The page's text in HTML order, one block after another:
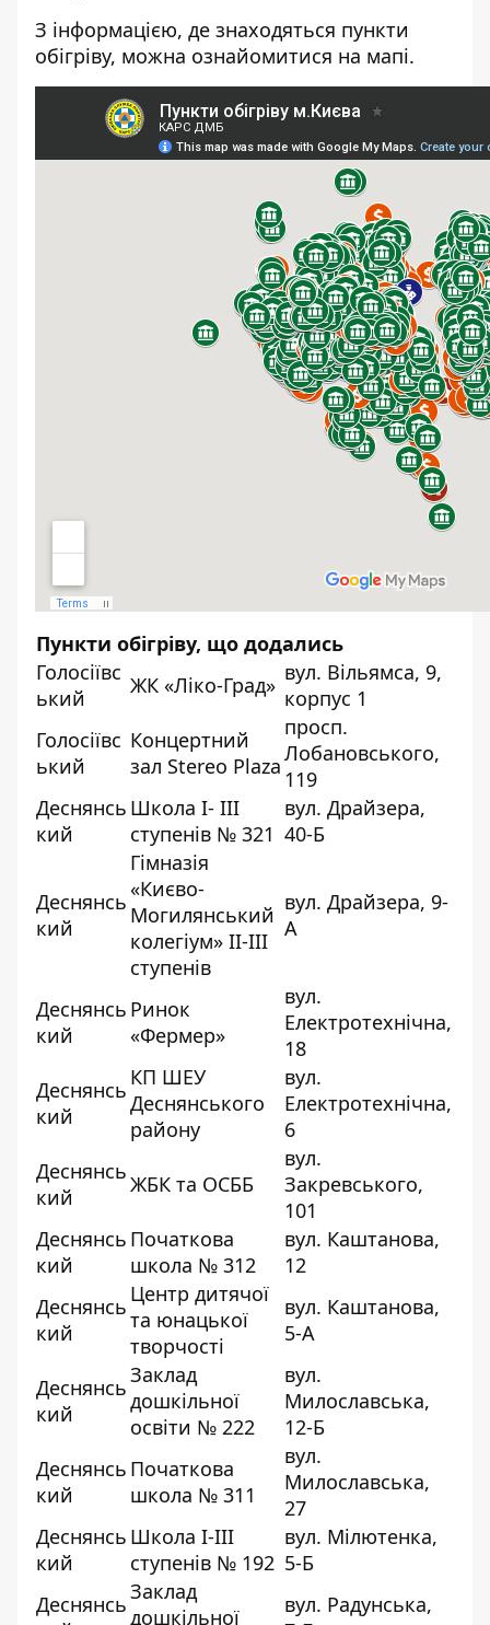
З інформацією, де знаходяться пункти
обігріву, можна ознайомитися на мапі.
Пункти обігріву, що додались
Голосіївс
ький
ЖК «Ліко-Град» вул. Вільямса, 9,
корпус 1
Голосіївс
ький
Концертний
зал Stereo Plaza
просп.
Лобановського,
119
Деснянсь
кий
Школа I- III
ступенів № 321
вул. Драйзера,
40-Б
Деснянсь
кий
Гімназія
«Києво-
Могилянський
колегіум» ІІ-ІІІ
ступенів
вул. Драйзера, 9-
А
Деснянсь
кий
Ринок
«Фермер»
вул.
Електротехнічна,
18
Деснянсь
кий
КП ШЕУ
Деснянського
району
вул.
Електротехнічна,
6
Деснянсь
кий
ЖБК та ОСББ
вул.
Закревського,
101
Деснянсь
кий
Початкова
школа № 312
вул. Каштанова,
12
Деснянсь
кий
Центр дитячої
та юнацької
творчості
вул. Каштанова,
5-А
Деснянсь
кий
Заклад
дошкільної
освіти № 222
вул.
Милославська,
12-Б
Деснянсь
кий
Початкова
школа № 311
вул.
Милославська,
27
Деснянсь
кий
Школа І-ІІІ
ступенів № 192
вул. Мілютенка,
5-Б
ДеснянсьЗаклад
дошкільної
вул. Радунська,